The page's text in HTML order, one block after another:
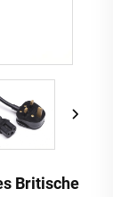
Britische